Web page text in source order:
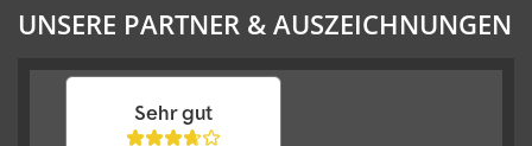
UNSERE PARTNER & AUSZEICHNUNGEN